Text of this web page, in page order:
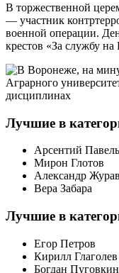
В торжественной
— участник
военной операции.
крестов «За службу на
Лучшие в
Арсентий
Мирон Глотов
Александр
Вера Забара
Лучшие в
Егор Петров
Кирилл Глаголев
Богдан Пуговкин